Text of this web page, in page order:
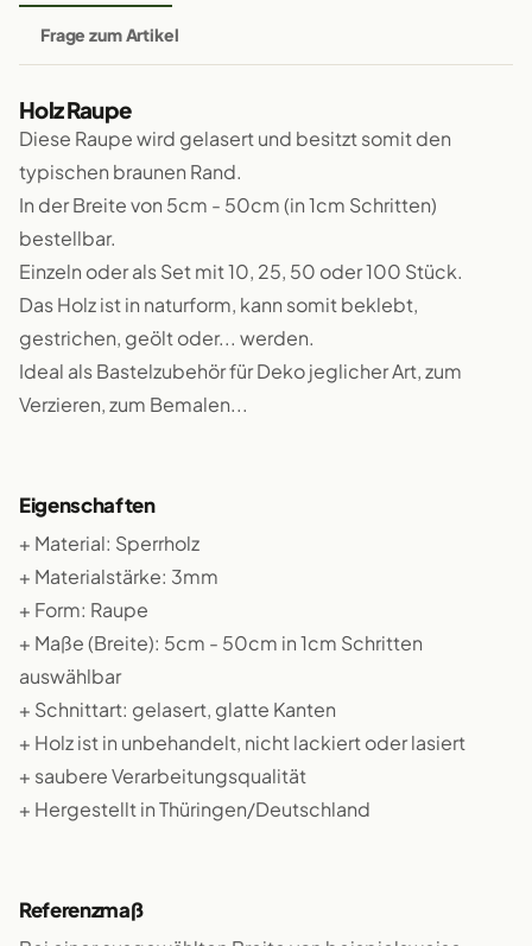
Frage zum Artikel
Holz Raupe
Diese Raupe wird gelasert und besitzt somit den
typischen braunen Rand.
In der Breite von 5cm - 50cm (in 1cm Schritten)
bestellbar.
Einzeln oder als Set mit 10, 25, 50 oder 100 Stück.
Das Holz ist in naturform, kann somit beklebt,
gestrichen, geölt oder... werden.
Ideal als Bastelzubehör für Deko jeglicher Art, zum
Verzieren, zum Bemalen...
Eigenschaften
+ Material: Sperrholz
+ Materialstärke: 3mm
+ Form: Raupe
+ Maße (Breite): 5cm - 50cm in 1cm Schritten
auswählbar
+ Schnittart: gelasert, glatte Kanten
+ Holz ist in unbehandelt, nicht lackiert oder lasiert
+ saubere Verarbeitungsqualität
+ Hergestellt in Thüringen/Deutschland
Referenzmaß